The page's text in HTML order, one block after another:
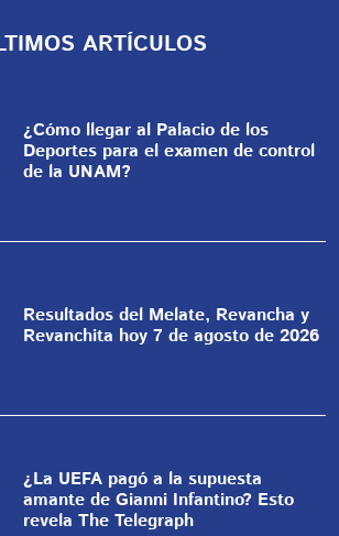
ARTÍCULOS
¿Cómo llegar al Palacio de los
Deportes para el examen de control
de la UNAM?
Resultados del Melate, Revancha y
Revanchita hoy 7 de agosto de 2026
¿La UEFA pagó a la supuesta
amante de Gianni Infantino? Esto
revela The Telegraph